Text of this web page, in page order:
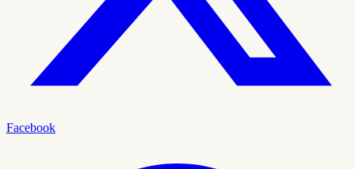
Facebook